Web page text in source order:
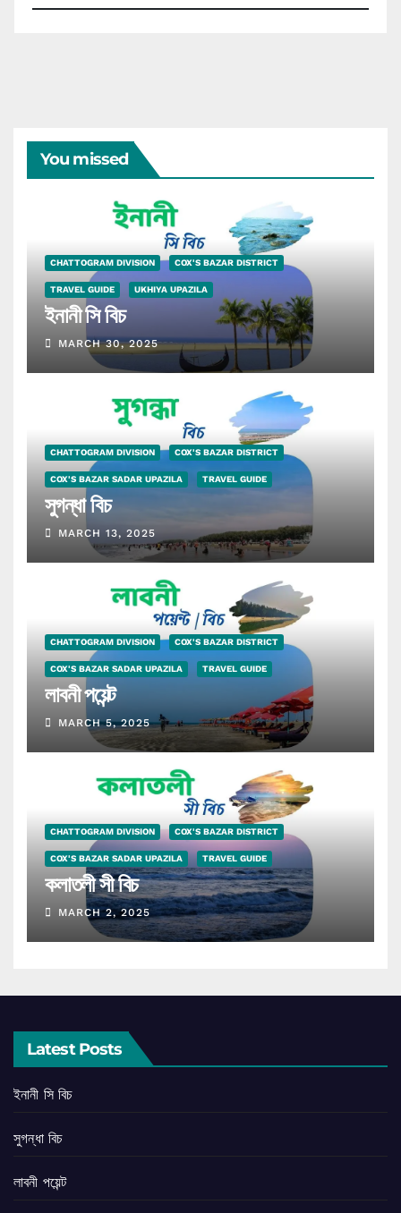
You missed
CHATTOGRAM DIVISION COX'S BAZAR DISTRICT
TRAVEL GUIDE UKHIYA UPAZILA
ইনানী সি বিচ
MARCH 30, 2025
CHATTOGRAM DIVISION COX'S BAZAR DISTRICT
COX'S BAZAR SADAR UPAZILA TRAVEL GUIDE
সুগন্ধা বিচ
MARCH 13, 2025
CHATTOGRAM DIVISION COX'S BAZAR DISTRICT
COX'S BAZAR SADAR UPAZILA TRAVEL GUIDE
লাবনী পয়েন্ট
MARCH 5, 2025
CHATTOGRAM DIVISION COX'S BAZAR DISTRICT
COX'S BAZAR SADAR UPAZILA TRAVEL GUIDE
কলাতলী সী বিচ
MARCH 2, 2025
Latest Posts
ইনানী সি বিচ
সুগন্ধা বিচ
লাবনী পয়েন্ট